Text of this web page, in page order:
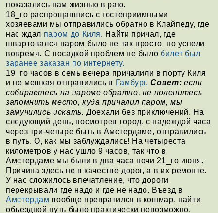
показались нам жизнью в раю.
18_го распрощавшись с гостеприимными
хозяевами мы отправились обратно в Клайпеду, где
нас ждал паром до Киля. Найти причал, где
швартовался паром было не так просто, но успели
вовремя. С посадкой проблем не было билет был
заранее заказан по интернету.
19_го часов в семь вечера причалили в порту Киля
и не мешкая отправились в Гамбург. Совет: если
собираетесь на пароме обратно, не поленитесь
запомнить место, куда причалил паром, мы
замучились искать. Доехали без приключений. На
следующий день, посмотрев город, с надеждой часа
через три-четыре быть в Амстердаме, отправились
в путь. О, как мы заблуждались! На четыреста
километров у нас ушло 9 часов, так что в
Амстердаме мы были в два часа ночи 21_го июня.
Причина здесь не в качестве дорог, а в их ремонте.
У нас сложилось впечатление, что дороги
перекрывали где надо и где не надо. Въезд в
Амстердам вообще превратился в кошмар, найти
объездной путь было практически невозможно.